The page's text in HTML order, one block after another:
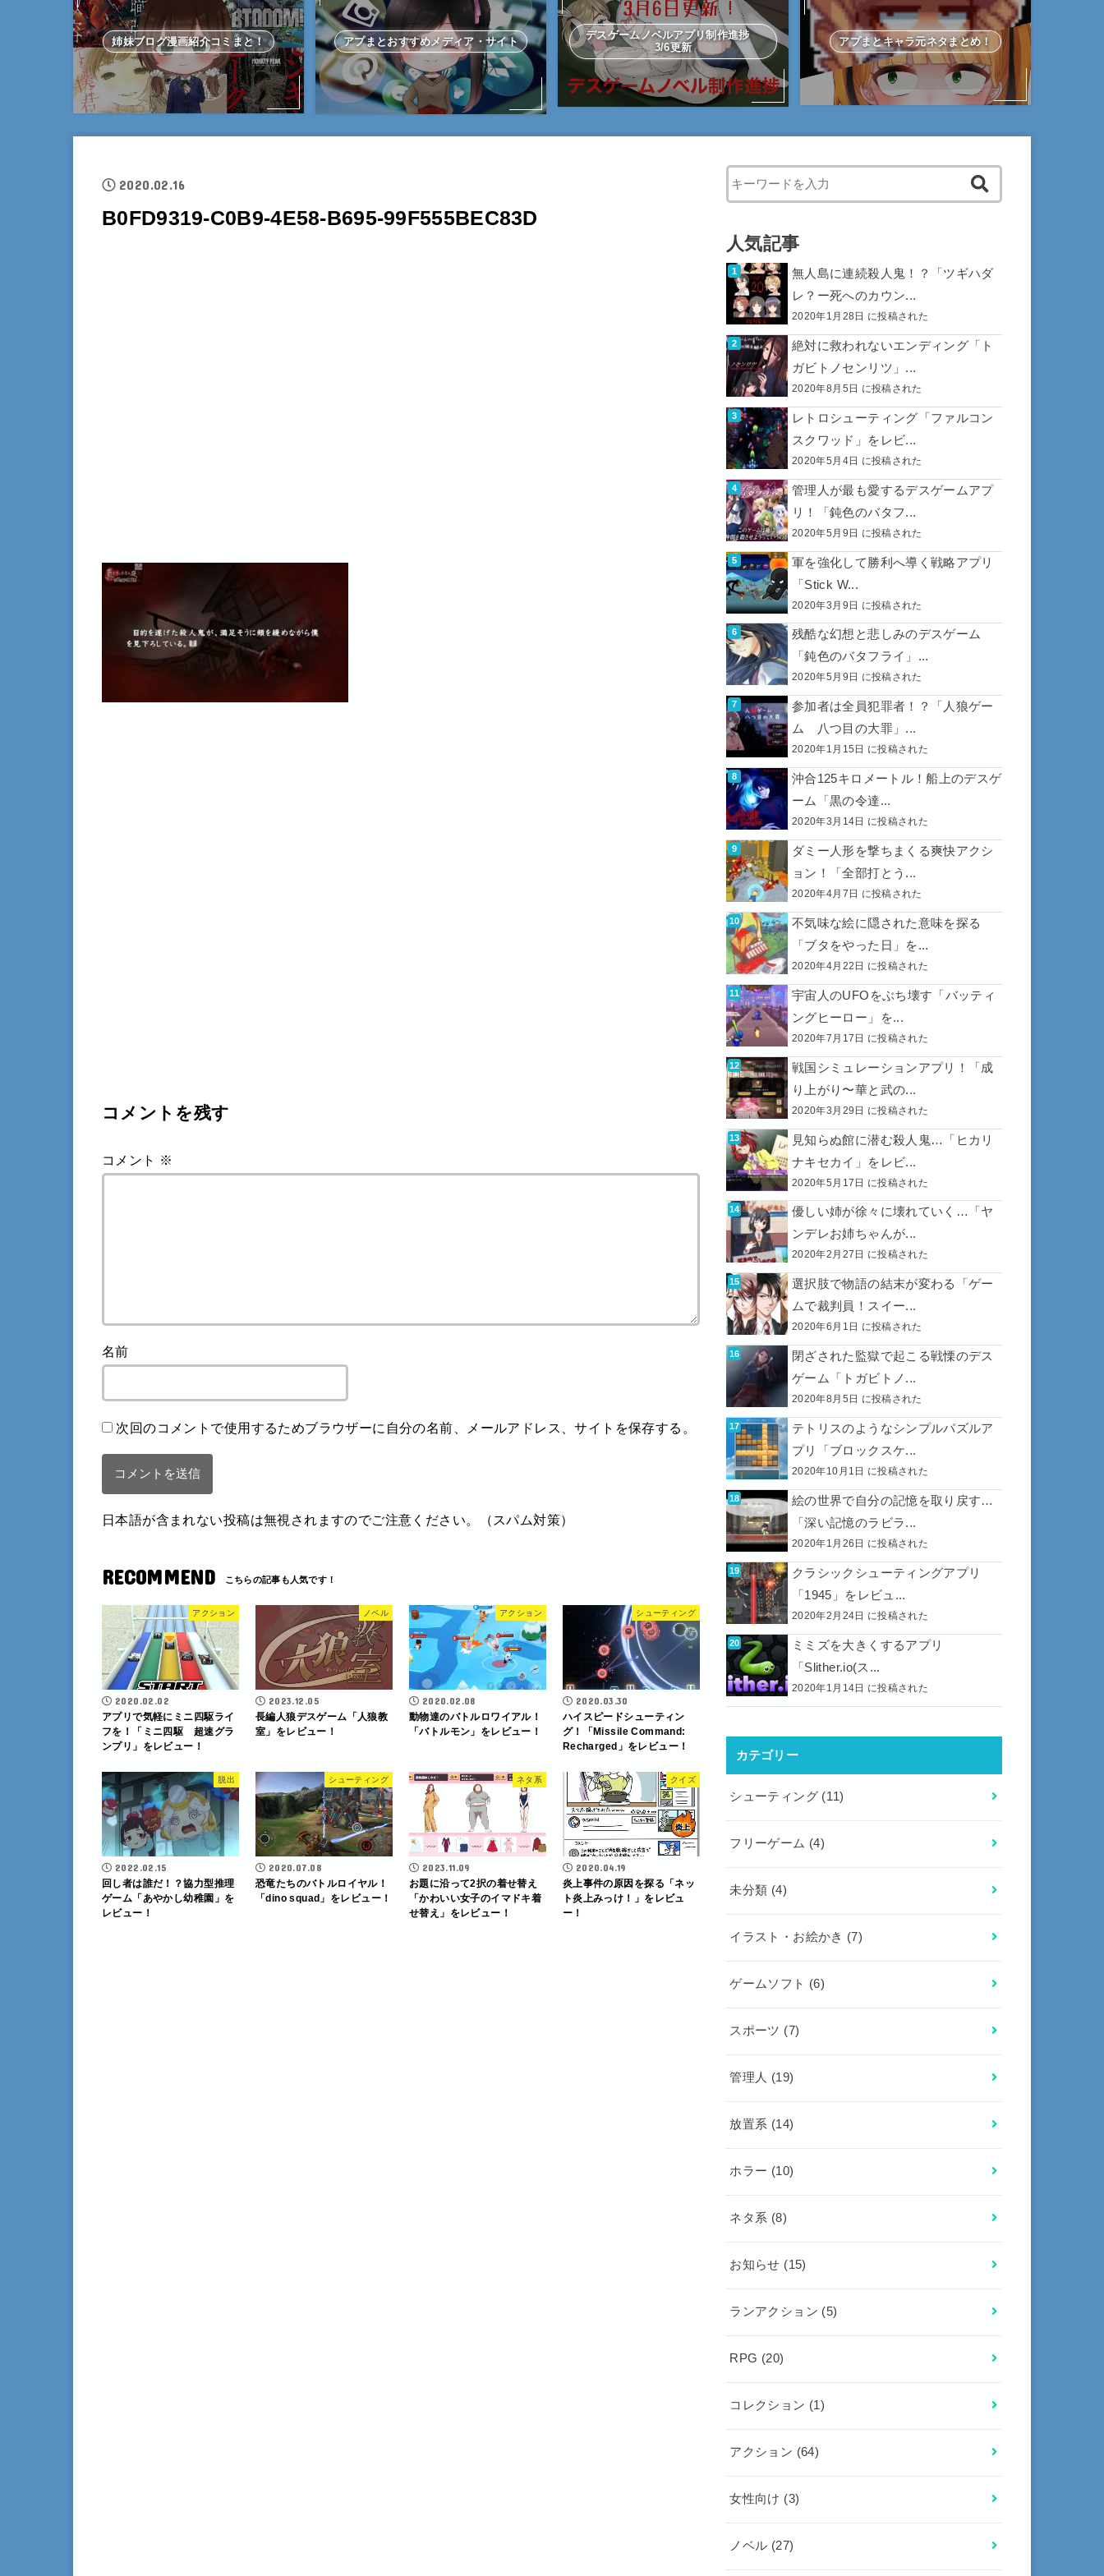
姉妹ブログ漫画紹介コミまと！ アプまとおすすめメディア・サイト
デスゲームノベルアプリ制作進捗
3/6更新
アプまとキャラ元ネタまとめ！
2020.02.16
B0FD9319-C0B9-4E58-B695-99F555BEC83D
コメントを残す
コメント ※
名前
次回のコメントで使用するためブラウザーに自分の名前、メールアドレス、サイトを保存する。
日本語が含まれない投稿は無視されますのでご注意ください。（スパム対策）
RECOMMEND
アクション
2020.02.02
アプリで気軽にミニ四駆ライ
フを！「ミニ四駆 超速グラ
ンプリ」をレビュー！
ノベル
2023.12.05
長編人狼デスゲーム「人狼教
室」をレビュー！
アクション
2020.02.08
動物達のバトルロワイアル！
「バトルモン」をレビュー！
シューティング
2020.03.30
ハイスピードシューティン
グ！「Missile Command:
Recharged」をレビュー！
脱出
2022.02.15
回し者は誰だ！？協力型推理
ゲーム「あやかし幼稚園」を
レビュー！
シューティング
2020.07.08
恐竜たちのバトルロイヤル！
「dino squad」をレビュー！
ネタ系
2023.11.09
お題に沿って2択の着せ替え
「かわいい女子のイマドキ着
せ替え」をレビュー！
クイズ
2020.04.19
炎上事件の原因を探る「ネッ
ト炎上みっけ！」をレビュ
ー！
When autocomplete results are available use up and down
人気記事
無人島に連続殺人鬼！？「ツギハダ
レ？ー死へのカウン...
2020年1月28日 に投稿された
絶対に救われないエンディング「ト
ガビトノセンリツ」...
2020年8月5日 に投稿された
レトロシューティング「ファルコン
スクワッド」をレビ...
2020年5月4日 に投稿された
管理人が最も愛するデスゲームアプ
リ！「鈍色のバタフ...
2020年5月9日 に投稿された
軍を強化して勝利へ導く戦略アプリ
「Stick W...
2020年3月9日 に投稿された
残酷な幻想と悲しみのデスゲーム
「鈍色のバタフライ」...
2020年5月9日 に投稿された
参加者は全員犯罪者！？「人狼ゲー
ム 八つ目の大罪」...
2020年1月15日 に投稿された
沖合125キロメートル！船上のデスゲ
ーム「黒の令達...
2020年3月14日 に投稿された
ダミー人形を撃ちまくる爽快アクシ
ョン！「全部打とう...
2020年4月7日 に投稿された
不気味な絵に隠された意味を探る
「ブタをやった日」を...
2020年4月22日 に投稿された
宇宙人のUFOをぶち壊す「バッティ
ングヒーロー」を...
2020年7月17日 に投稿された
戦国シミュレーションアプリ！「成
り上がり〜華と武の...
2020年3月29日 に投稿された
見知らぬ館に潜む殺人鬼…「ヒカリ
ナキセカイ」をレビ...
2020年5月17日 に投稿された
優しい姉が徐々に壊れていく…「ヤ
ンデレお姉ちゃんが...
2020年2月27日 に投稿された
選択肢で物語の結末が変わる「ゲー
ムで裁判員！スイー...
2020年6月1日 に投稿された
閉ざされた監獄で起こる戦慄のデス
ゲーム「トガビトノ...
2020年8月5日 に投稿された
テトリスのようなシンプルパズルア
プリ「ブロックスケ...
2020年10月1日 に投稿された
絵の世界で自分の記憶を取り戻す…
「深い記憶のラビラ...
2020年1月26日 に投稿された
クラシックシューティングアプリ
「1945」をレビュ...
2020年2月24日 に投稿された
ミミズを大きくするアプリ
「Slither.io(ス...
2020年1月14日 に投稿された
カテゴリー
シューティング (11)
フリーゲーム (4)
未分類 (4)
イラスト・お絵かき (7)
ゲームソフト (6)
スポーツ (7)
管理人 (19)
放置系 (14)
ホラー (10)
ネタ系 (8)
お知らせ (15)
ランアクション (5)
RPG (20)
コレクション (1)
アクション (64)
女性向け (3)
ノベル (27)